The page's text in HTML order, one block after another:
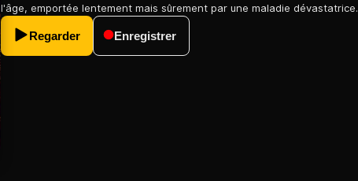
l'âge, emportée lentement mais sûrement par une maladie dévastatrice.
Regarder Enregistrer